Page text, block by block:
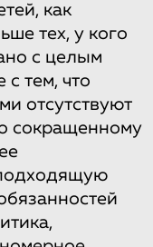
как
тех, у кого
с целым
с тем, что
отсутствуют
сокращенному